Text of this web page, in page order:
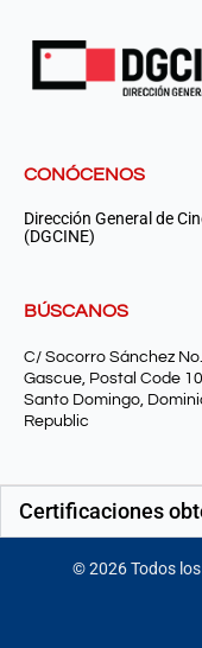
CONÓCENOS
Dirección General de
(DGCINE)
BÚSCANOS
C/ Socorro Sánchez
Gascue, Postal Code
Santo Domingo,
Republic
Certificaciones
©2026Todos